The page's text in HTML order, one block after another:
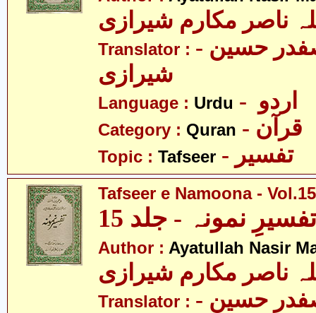
ناصر مکارم شیرازی
Translator : - مولانا سید صفدر حسین
شیرازی
Language : Urdu
Category : Quran - قرآن
Topic : Tafseer - تفسیر
Tafseer e Namoona - Vol.15
تفسیرِ نمونہ - جلد 15
Author : Ayatullah Nasir
ناصر مکارم شیرازی
Translator : - مولانا سید صفدر حسین